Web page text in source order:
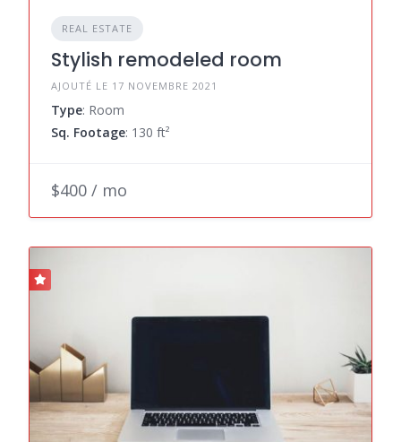
REAL ESTATE
Stylish remodeled room
AJOUTÉ LE 17 NOVEMBRE 2021
Type: Room
Sq. Footage: 130 ft²
$400 / mo